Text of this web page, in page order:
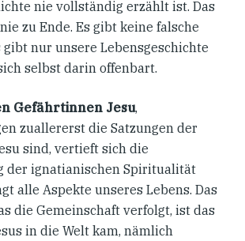
nie vollständig erzählt ist. Das
zu Ende. Es gibt keine falsche
gibt nur unsere Lebensgeschichte
selbst darin offenbart.
Gefährtinnen Jesu,
zuallererst die Satzungen der
sind, vertieft sich die
der ignatianischen Spiritualität
alle Aspekte unseres Lebens. Das
die Gemeinschaft verfolgt, ist das
in die Welt kam, nämlich